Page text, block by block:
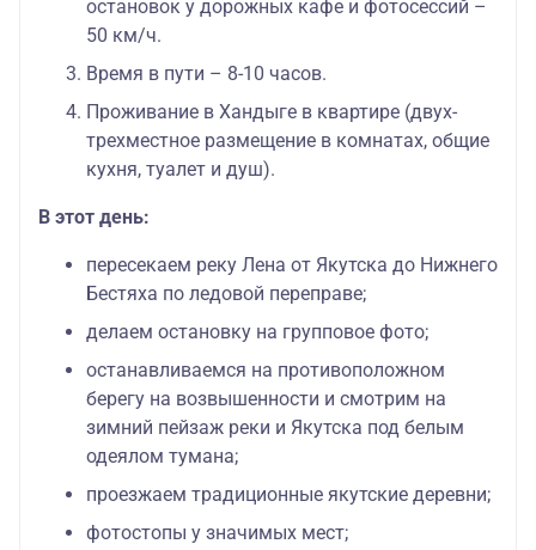
остановок у дорожных кафе и фотосессий –
50 км/ч.
Время в пути – 8-10 часов.
Проживание в Хандыге в квартире (двух-
трехместное размещение в комнатах, общие
кухня, туалет и душ).
В этот день:
пересекаем реку Лена от Якутска до Нижнего
Бестяха по ледовой переправе;
делаем остановку на групповое фото;
останавливаемся на противоположном
берегу на возвышенности и смотрим на
зимний пейзаж реки и Якутска под белым
одеялом тумана;
проезжаем традиционные якутские деревни;
фотостопы у значимых мест;